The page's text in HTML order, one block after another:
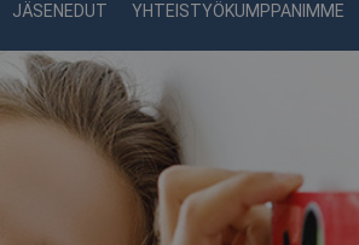
JÄSENEDUT YHTEISTYÖKUMPPANIMME